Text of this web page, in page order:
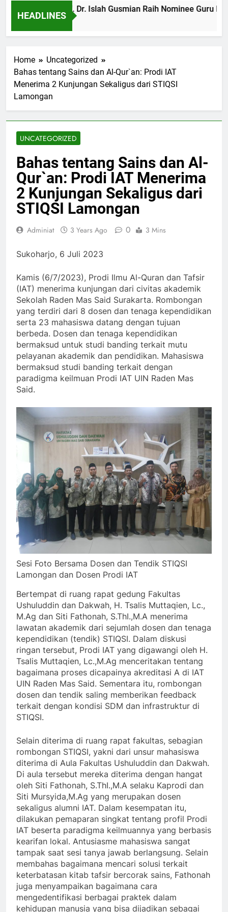
HEADLINES
Profil IAT: Prof. Dr. Islah Gusmian Raih Nominee Guru
8 Months Ago
Home
Uncategorized
Bahas tentang Sains dan Al-Qur`an: Prodi IAT
Menerima 2 Kunjungan Sekaligus dari STIQSI
Lamongan
UNCATEGORIZED
Bahas tentang Sains dan Al-
Qur`an: Prodi IAT Menerima
2 Kunjungan Sekaligus dari
STIQSI Lamongan
Adminiat 3 Years Ago 0 3 Mins
Sukoharjo, 6 Juli 2023
Kamis (6/7/2023), Prodi Ilmu Al-Quran dan Tafsir
(IAT) menerima kunjungan dari civitas akademik
Sekolah Raden Mas Said Surakarta. Rombongan
yang terdiri dari 8 dosen dan tenaga kependidikan
serta 23 mahasiswa datang dengan tujuan
berbeda. Dosen dan tenaga kependidikan
bermaksud untuk studi banding terkait mutu
pelayanan akademik dan pendidikan. Mahasiswa
bermaksud studi banding terkait dengan
paradigma keilmuan Prodi IAT UIN Raden Mas
Said.
Sesi Foto Bersama Dosen dan Tendik STIQSI
Lamongan dan Dosen Prodi IAT
Bertempat di ruang rapat gedung Fakultas
Ushuluddin dan Dakwah, H. Tsalis Muttaqien, Lc.,
M.Ag dan Siti Fathonah, S.ThI.,M.A menerima
lawatan akademik dari sejumlah dosen dan tenaga
kependidikan (tendik) STIQSI. Dalam diskusi
ringan tersebut, Prodi IAT yang digawangi oleh H.
Tsalis Muttaqien, Lc.,M.Ag menceritakan tentang
bagaimana proses dicapainya akreditasi A di IAT
UIN Raden Mas Said. Sementara itu, rombongan
dosen dan tendik saling memberikan feedback
terkait dengan kondisi SDM dan infrastruktur di
STIQSI.
Selain diterima di ruang rapat fakultas, sebagian
rombongan STIQSI, yakni dari unsur mahasiswa
diterima di Aula Fakultas Ushuluddin dan Dakwah.
Di aula tersebut mereka diterima dengan hangat
oleh Siti Fathonah, S.ThI.,M.A selaku Kaprodi dan
Siti Mursyida,M.Ag yang merupakan dosen
sekaligus alumni IAT. Dalam kesempatan itu,
dilakukan pemaparan singkat tentang profil Prodi
IAT beserta paradigma keilmuannya yang berbasis
kearifan lokal. Antusiasme mahasiswa sangat
tampak saat sesi tanya jawab berlangsung. Selain
membahas bagaimana mencari solusi terkait
keterbatasan kitab tafsir bercorak sains, Fathonah
juga menyampaikan bagaimana cara
mengedentifikasi berbagai praktek dalam
kehidupan manusia yang bisa dijadikan sebagai